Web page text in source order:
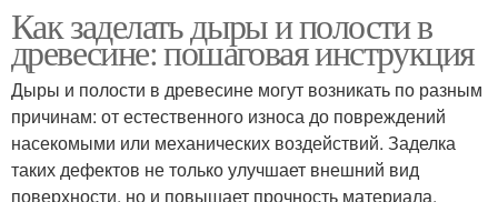
Как заделать дыры и полости в
древесине: пошаговая инструкция
Дыры и полости в древесине могут возникать по разным
причинам: от естественного износа до повреждений
насекомыми или механических воздействий. Заделка
таких дефектов не только улучшает внешний вид
поверхности, но и повышает прочность материала,